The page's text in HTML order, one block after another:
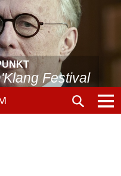
Festival